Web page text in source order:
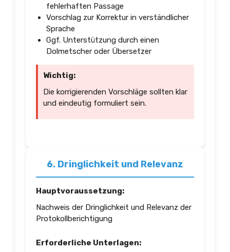
fehlerhaften Passage
Vorschlag zur Korrektur in verständlicher
Sprache
Ggf. Unterstützung durch einen
Dolmetscher oder Übersetzer
Wichtig:
Die korrigierenden Vorschläge sollten klar
und eindeutig formuliert sein.
6. Dringlichkeit und Relevanz
Hauptvoraussetzung:
Nachweis der Dringlichkeit und Relevanz der
Protokollberichtigung
Erforderliche Unterlagen: